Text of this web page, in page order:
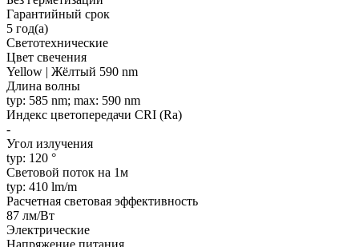
Гарантийный срок
5 год(а)
Светотехнические
Цвет свечения
Yellow | Жёлтый 590 nm
Длина волны
typ: 585 nm; max: 590 nm
Индекс цветопередачи CRI (Ra)
-
Угол излучения
typ: 120 °
Световой поток на 1м
typ: 410 lm/m
Расчетная световая эффективность
87 лм/Вт
Электрические
Напряжение питания